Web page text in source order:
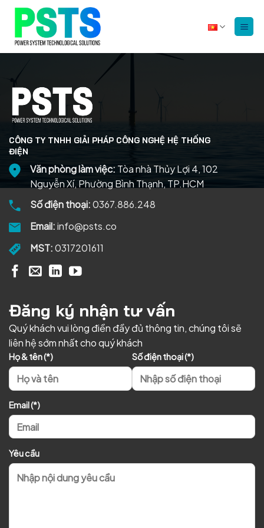
dung
CÔNG TY TNHH GIẢI PHÁP CÔNG NGHỆ HỆ THỐNG
ĐIỆN
Văn phòng làm việc: Tòa nhà Thủy Lợi 4, 102
Nguyễn Xí, Phường Bình Thạnh, TP.HCM
Số điện thoại:0367.886.248
Email:info@psts.co
MST:0317201611
Đăng ký nhận tư vấn
Quý khách vui lòng điền đầy đủ thông tin, chúng tôi sẽ
liên hệ sớm nhất cho quý khách
Họ & tên (*) Số điện thoại (*)
Email (*)
Yêu cầu